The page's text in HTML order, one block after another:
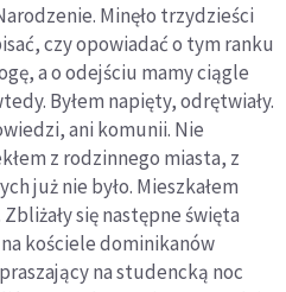
Minęło trzydzieści
czy opowiadać o tym ranku
a o odejściu mamy ciągle
Byłem napięty, odrętwiały.
ani komunii. Nie
z rodzinnego miasta, z
już nie było. Mieszkałem
się następne święta
kościele dominikanów
na studencką noc